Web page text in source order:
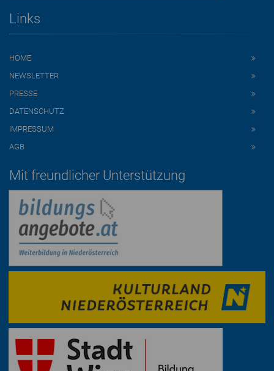
Links
HOME
NEWSLETTER
PRESSE
DATENSCHUTZ
IMPRESSUM
AGB
Mit freundlicher Unterstützung